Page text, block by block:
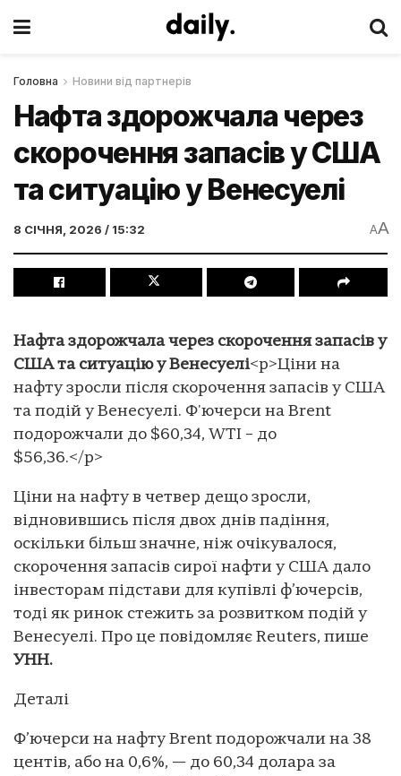
Головна Новини від партнерів
Нафта здорожчала через
скорочення запасів у США
та ситуацію у Венесуелі
8 СІЧНЯ, 2026 / 15:32 AA
Нафта здорожчала через скорочення запасів у
США та ситуацію у Венесуелі<p>Ціни на
нафту зросли після скорочення запасів у США
та подій у Венесуелі. Ф'ючерси на Brent
подорожчали до $60,34, WTI – до
$56,36.</p>
Ціни на нафту в четвер дещо зросли,
відновившись після двох днів падіння,
оскільки більш значне, ніж очікувалося,
скорочення запасів сирої нафти у США дало
інвесторам підстави для купівлі ф’ючерсів,
тоді як ринок стежить за розвитком подій у
Венесуелі. Про це повідомляє Reuters, пише
УНН.
Деталі
Ф’ючерси на нафту Brent подорожчали на 38
центів, або на 0,6%, — до 60,34 долара за